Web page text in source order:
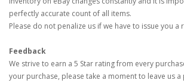
perfectly accurate count of all items.
Please do not penalize us if we have to issue you a
Feedback
We strive to earn a 5 Star rating from every
your purchase, please take a moment to leave us